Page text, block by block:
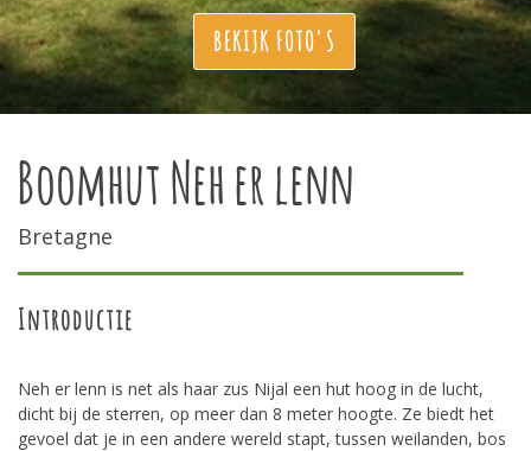
BEKIJK FOTO'S
Boomhut Neh er lenn
Bretagne
Introductie
Neh er lenn is net als haar zus Nijal een hut hoog in de lucht,
dicht bij de sterren, op meer dan 8 meter hoogte. Ze biedt het
gevoel dat je in een andere wereld stapt, tussen weilanden, bos